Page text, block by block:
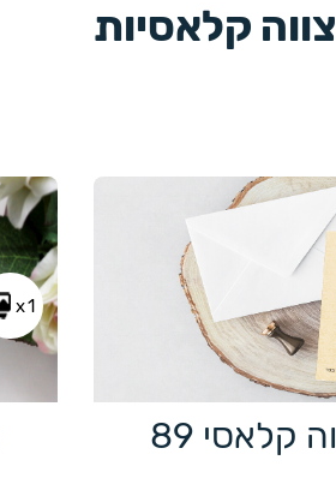
קלאסיות
קלאסי 89
x1